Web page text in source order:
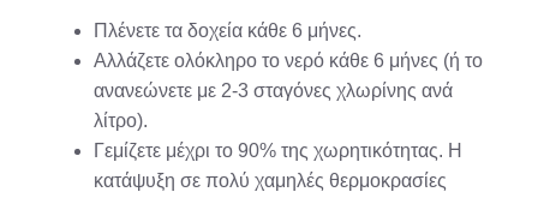
Πλένετε τα δοχεία κάθε 6 μήνες.
Αλλάζετε ολόκληρο το νερό κάθε 6 μήνες (ή το
ανανεώνετε με 2-3 σταγόνες χλωρίνης ανά
λίτρο).
Γεμίζετε μέχρι το 90% της χωρητικότητας. Η
κατάψυξη σε πολύ χαμηλές θερμοκρασίες